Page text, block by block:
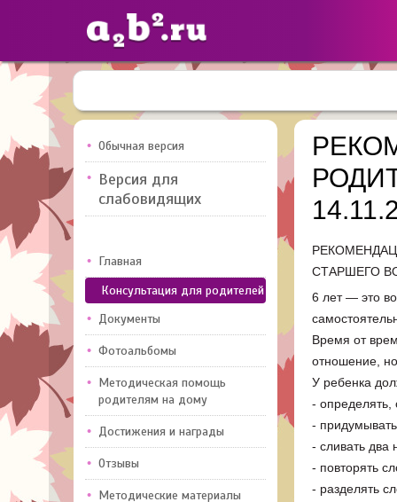
Сайты
педагогов
Добавлено — 10947
Обычная версия
Версия для
слабовидящих
Главная
Консультация для родителей
Документы
Фотоальбомы
Методическая помощь
родителям на дому
Достижения и награды
Отзывы
Методические материалы
СТАРШЕГО
6 лет — это
Время от
отношение,
У ребенка
- определять,
-
- сливать два
- повторять
- разделять